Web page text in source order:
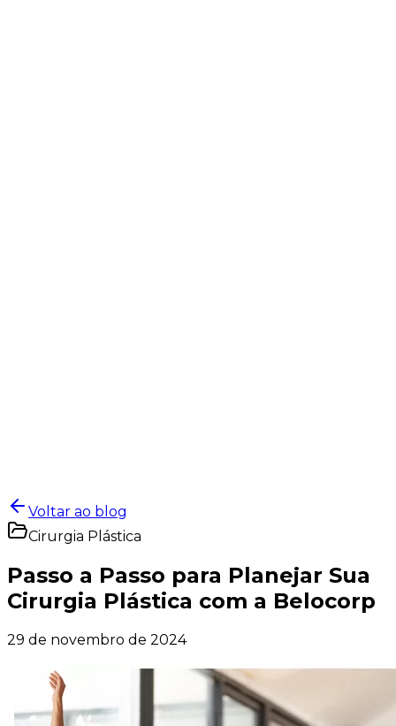
Voltar ao blog
Cirurgia Plástica
Passo a Passo para Planejar Sua
Cirurgia Plástica com a Belocorp
29 de novembro de 2024